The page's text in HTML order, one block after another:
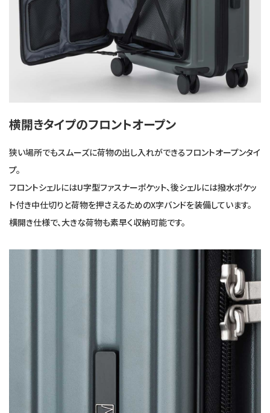
横開きタイプのフロントオープン
狭い場所でもスムーズに荷物の出し入れができるフロントオープンタイ
プ。
フロントシェルにはU字型ファスナーポケット、後シェルには撥水ポケッ
ト付き中仕切りと荷物を押さえるためのX字バンドを装備しています。
横開き仕様で、大きな荷物も素早く収納可能です。